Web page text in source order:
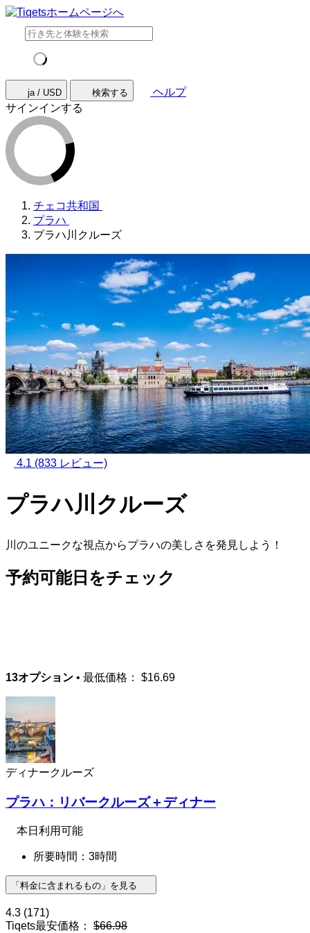
ja / USD 検索する
ヘルプ
サインインする
チェコ共和国
プラハ
プラハ川クルーズ
4.1 (833 レビュー)
プラハ川クルーズ
川のユニークな視点からプラハの美しさを発見しよう！
予約可能日をチェック
13オプション • 最低価格： $16.69
ディナークルーズ
プラハ：リバークルーズ＋ディナー
本日利用可能
所要時間：3時間
「料金に含まれるもの」を見る
4.3 (171)
Tiqets最安価格： $66.98